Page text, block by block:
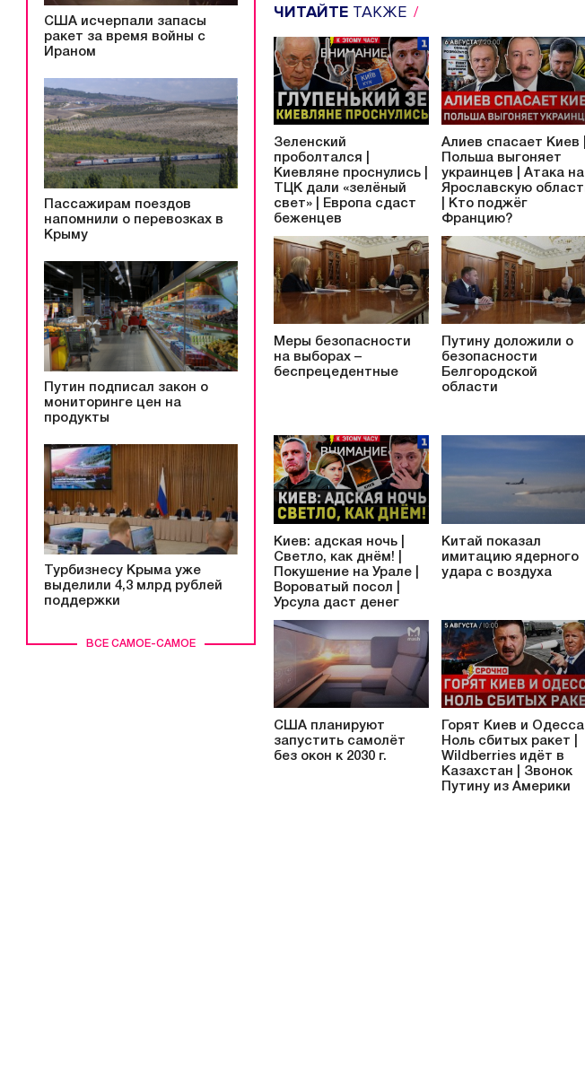
ВСЕ САМОЕ-САМОЕ
США исчерпали запасы
ракет за время войны с
Ираном
Пассажирам поездов
напомнили о перевозках в
Крыму
Путин подписал закон о
мониторинге цен на
продукты
Турбизнесу Крыма уже
выделили 4,3 млрд рублей
поддержки
ЧИТАЙТЕ ТАКЖЕ
Зеленский
проболтался |
Киевляне проснулись |
ТЦК дали «зелёный
свет» | Европа сдаст
беженцев
Алиев спасает Киев |
Польша выгоняет
украинцев | Атака на
Ярославскую
| Кто поджёг
Францию?
Меры безопасности
на выборах –
беспрецедентные
Путину доложили о
безопасности
Белгородской
области
Киев: адская ночь |
Светло, как днём! |
Покушение на Урале |
Вороватый посол |
Урсула даст денег
Китай показал
имитацию ядерного
удара с воздуха
США планируют
запустить самолёт
без окон к 2030 г.
Горят Киев и Одесса |
Ноль сбитых ракет |
Wildberries идёт в
Казахстан | Звонок
Путину из Америки